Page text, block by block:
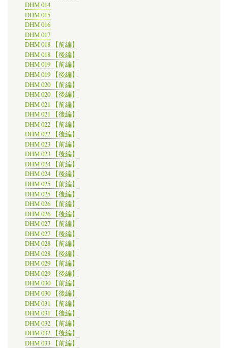
DHM 014
DHM 015
DHM 016
DHM 017
DHM 018 【前編】
DHM 018 【後編】
DHM 019 【前編】
DHM 019 【後編】
DHM 020 【前編】
DHM 020 【後編】
DHM 021 【前編】
DHM 021 【後編】
DHM 022 【前編】
DHM 022 【後編】
DHM 023 【前編】
DHM 023 【後編】
DHM 024 【前編】
DHM 024 【後編】
DHM 025 【前編】
DHM 025 【後編】
DHM 026 【前編】
DHM 026 【後編】
DHM 027 【前編】
DHM 027 【後編】
DHM 028 【前編】
DHM 028 【後編】
DHM 029 【前編】
DHM 029 【後編】
DHM 030 【前編】
DHM 030 【後編】
DHM 031 【前編】
DHM 031 【後編】
DHM 032 【前編】
DHM 032 【後編】
DHM 033 【前編】